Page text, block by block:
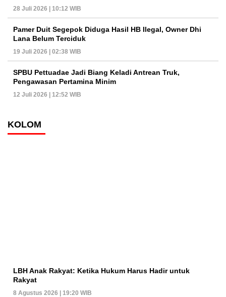
28 Juli 2026 | 10:12 WIB
Pamer Duit Segepok Diduga Hasil HB Ilegal, Owner Dhi
Lana Belum Terciduk
19 Juli 2026 | 02:38 WIB
SPBU Pettuadae Jadi Biang Keladi Antrean Truk,
Pengawasan Pertamina Minim
12 Juli 2026 | 12:52 WIB
KOLOM
LBH Anak Rakyat: Ketika Hukum Harus Hadir untuk
Rakyat
8 Agustus 2026 | 19:20 WIB